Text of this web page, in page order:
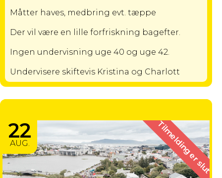
Måtter haves, medbring evt. tæppe
Der vil være en lille forfriskning bagefter.
Ingen undervisning uge 40 og uge 42.
Undervisere skiftevis Kristina og Charlott
22
AUG. Tilmelding er slut